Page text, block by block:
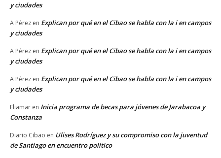
y ciudades
A Pérez en Explican por qué en el Cibao se habla con la i en campos
y ciudades
A Pérez en Explican por qué en el Cibao se habla con la i en campos
y ciudades
A Pérez en Explican por qué en el Cibao se habla con la i en campos
y ciudades
Eliamar en Inicia programa de becas para jóvenes de Jarabacoa y
Constanza
Diario Cibao en Ulises Rodríguez y su compromiso con la juventud
de Santiago en encuentro político